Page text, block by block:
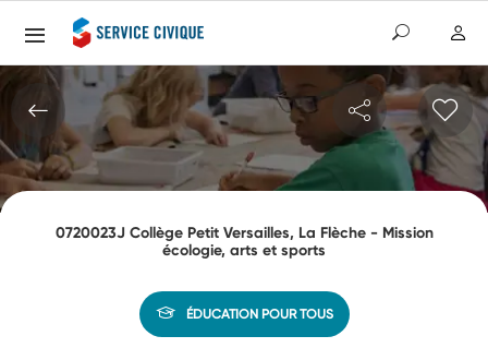
0720023J Collège Petit Versailles, La Flèche - Mission
écologie, arts et sports
ÉDUCATION POUR TOUS